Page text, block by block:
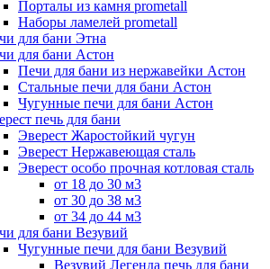
Порталы из камня prometall
Наборы ламелей prometall
для бани Этна
для бани Астон
Печи для бани из нержавейки Астон
Стальные печи для бани Астон
Чугунные печи для бани Астон
печь для бани
Эверест Жаростойкий чугун
Эверест Нержавеющая сталь
Эверест особо прочная котловая сталь
от 18 до 30 м3
от 30 до 38 м3
от 34 до 44 м3
для бани Везувий
Чугунные печи для бани Везувий
Везувий Легенда печь для бани